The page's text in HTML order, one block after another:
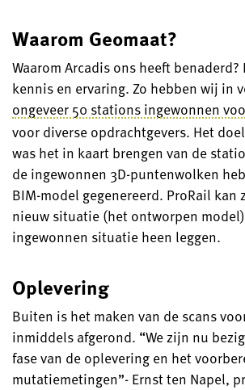
Waarom Geomaat?
Waarom Arcadis ons heeft
kennis en ervaring. Zo hebben wij in
ongeveer 50 stations ingewonnen
voor diverse opdrachtgevers. Het
was het in kaart brengen van de
de ingewonnen 3D-puntenwolken
BIM-model gegenereerd. ProRail kan
nieuw situatie (het ontworpen model)
ingewonnen situatie heen leggen.
Oplevering
Buiten is het maken van de scans
inmiddels afgerond. “We zijn nu
fase van de oplevering en het
mutatiemetingen”- Ernst ten Napel,